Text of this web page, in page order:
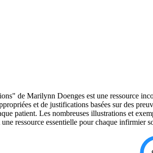
de Marilynn Doenges est une ressource
et de justifications basées sur des
patient. Les nombreuses illustrations et
ressource essentielle pour chaque infirmier